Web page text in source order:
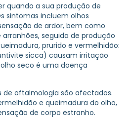
quando a sua produção de
sintomas incluem olhos
de ardor, bem como
seguida de produção
prurido e vermelhidão:
sicca) causam irritação
seco é uma doença
de oftalmologia são afectados.
e queimadura do olho,
de corpo estranho.